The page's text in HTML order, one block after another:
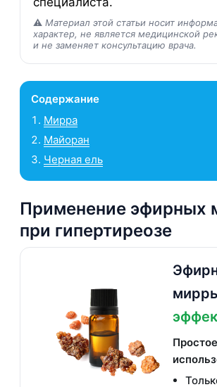
⚠️ Материал этой статьи носит
характер, не является медицинской
и не заменяет консультацию врача.
Содержание
Мирра
Майоран
Черная ель
Применение эфирных
при гипертиреозе
Простое